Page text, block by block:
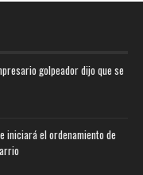
golpeador dijo que se
iniciará el ordenamiento de